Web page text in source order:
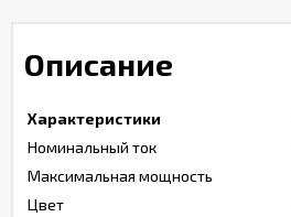
Описание
Характеристики
Номинальный ток
Максимальная мощность
Цвет